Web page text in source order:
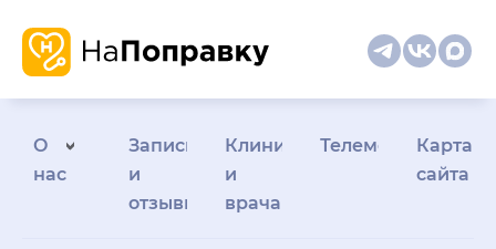
О
нас
Запись
и
отзывы
Клиникам
и
врачам
Телемедицина
Карта
сайта